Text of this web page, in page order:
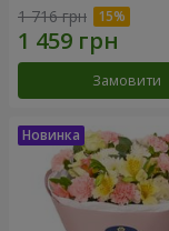
1 716 грн
Замовити